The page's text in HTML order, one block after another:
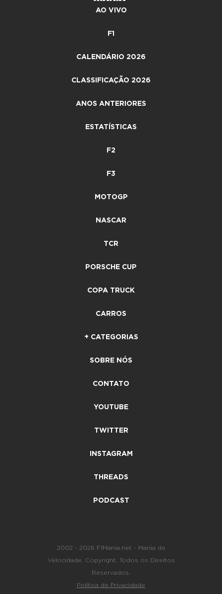
AO VIVO
F1
CALENDÁRIO 2026
CLASSIFICAÇÃO 2026
ANOS ANTERIORES
ESTATÍSTICAS
F2
F3
MOTOGP
NASCAR
TCR
PORSCHE CUP
COPA TRUCK
CARROS
+ CATEGORIAS
SOBRE NÓS
CONTATO
YOUTUBE
TWITTER
INSTAGRAM
THREADS
PODCAST
2002 - 2026 F1Mania.net - Mania de
Velocidade. Copyright. Todos os Direitos
Reservados.
Política de Privacidade